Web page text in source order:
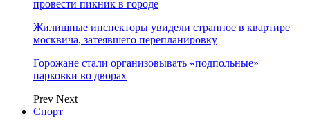
провести пикник в городе
Жилищные инспекторы увидели странное в квартире
москвича, затеявшего перепланировку
Горожане стали организовывать «подпольные»
парковки во дворах
Prev Next
Спорт